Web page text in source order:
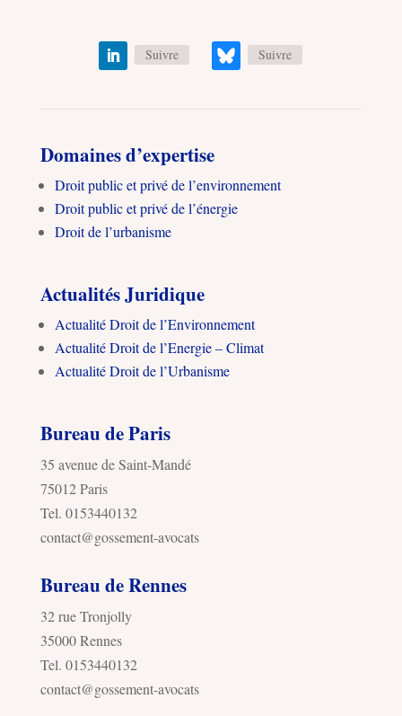
Suivre Suivre
Domaines d’expertise
Droit public et privé de l’environnement
Droit public et privé de l’énergie
Droit de l’urbanisme
Actualités Juridique
Actualité Droit de l’Environnement
Actualité Droit de l’Energie – Climat
Actualité Droit de l’Urbanisme
Bureau de Paris
35 avenue de Saint-Mandé
75012 Paris
Tel. 0153440132
contact@gossement-avocats
Bureau de Rennes
32 rue Tronjolly
35000 Rennes
Tel. 0153440132
contact@gossement-avocats